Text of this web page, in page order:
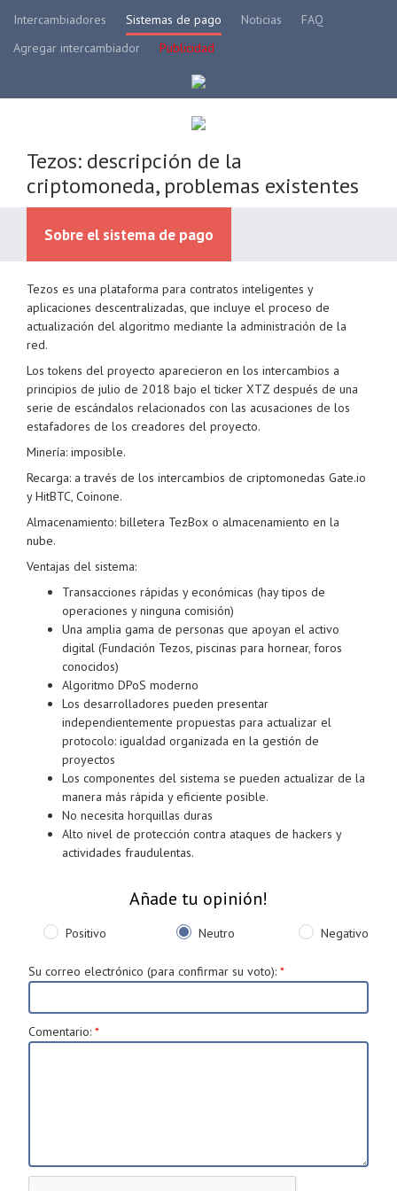
Intercambiadores Sistemas de pago Noticias
FAQ
Agregar intercambiador
Publicidad
Tezos: descripción de la
criptomoneda, problemas existentes
Sobre el sistema de pago
Intercambiadores disponibles
Dirección de cambio disponible
Tezos es una plataforma para contratos inteligentes y
aplicaciones descentralizadas, que incluye el proceso de
actualización del algoritmo mediante la administración de la
red.
Los tokens del proyecto aparecieron en los intercambios a
principios de julio de 2018 bajo el ticker XTZ después de una
serie de escándalos relacionados con las acusaciones de los
estafadores de los creadores del proyecto.
Minería: imposible.
Recarga: a través de los intercambios de criptomonedas Gate.io
y HitBTC, Coinone.
Almacenamiento: billetera TezBox o almacenamiento en la
nube.
Ventajas del sistema:
Transacciones rápidas y económicas (hay tipos de
operaciones y ninguna comisión)
Una amplia gama de personas que apoyan el activo
digital (Fundación Tezos, piscinas para hornear, foros
conocidos)
Algoritmo DPoS moderno
Los desarrolladores pueden presentar
independientemente propuestas para actualizar el
protocolo: igualdad organizada en la gestión de
proyectos
Los componentes del sistema se pueden actualizar de la
manera más rápida y eficiente posible.
No necesita horquillas duras
Alto nivel de protección contra ataques de hackers y
actividades fraudulentas.
Añade tu opinión!
Positivo Neutro Negativo
Su correo electrónico (para confirmar su voto): *
Comentario: *